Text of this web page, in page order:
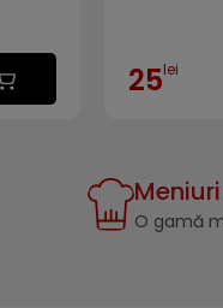
25lei
O gamă